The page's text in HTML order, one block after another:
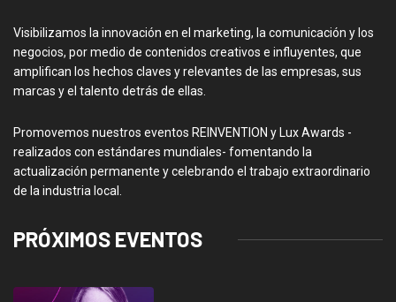
Visibilizamos la innovación en el marketing, la comunicación y los
negocios, por medio de contenidos creativos e influyentes, que
amplifican los hechos claves y relevantes de las empresas, sus
marcas y el talento detrás de ellas.
Promovemos nuestros eventos REINVENTION y Lux Awards -
realizados con estándares mundiales- fomentando la
actualización permanente y celebrando el trabajo extraordinario
de la industria local.
PRÓXIMOS EVENTOS